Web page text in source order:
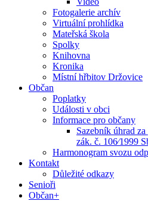
Fotogalerie archív
Virtuální prohlídka
Mateřská škola
Spolky
Knihovna
Kronika
Místní hřbitov Držovice
Občan
Poplatky
Události v obci
Informace pro občany
Sazebník úhrad
zák. č. 106⁄1999
Harmonogram svozu
Kontakt
Důležité odkazy
Senioři
Občan+